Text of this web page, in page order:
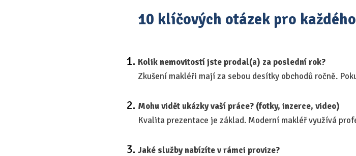
10 klíčových otázek pro
Kolik nemovitostí jste prodal(a) za poslední rok?
Zkušení makléři mají za sebou desítky obchodů ročně.
Mohu vidět ukázky vaší práce? (fotky, inzerce, video)
Kvalita prezentace je základ. Moderní makléř využívá
Jaké služby nabízíte v rámci provize?